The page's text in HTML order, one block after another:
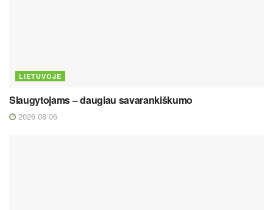
LIETUVOJE
Slaugytojams – daugiau savarankiškumo
2026 08 06